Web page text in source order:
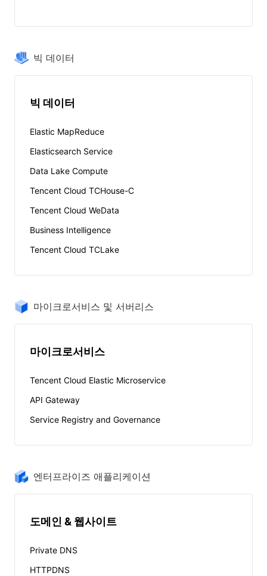
빅 데이터
빅 데이터
Elastic MapReduce
Elasticsearch Service
Data Lake Compute
Tencent Cloud TCHouse-C
Tencent Cloud WeData
Business Intelligence
Tencent Cloud TCLake
마이크로서비스 및 서버리스
마이크로서비스
Tencent Cloud Elastic Microservice
API Gateway
Service Registry and Governance
엔터프라이즈 애플리케이션
도메인 & 웹사이트
Private DNS
HTTPDNS